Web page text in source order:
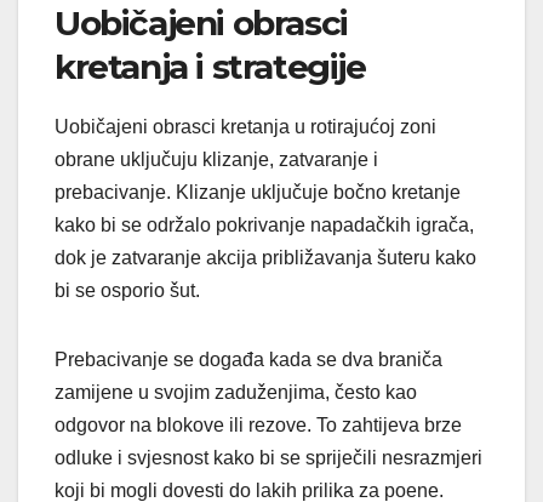
Uobičajeni obrasci
kretanja i strategije
Uobičajeni obrasci kretanja u rotirajućoj zoni
obrane uključuju klizanje, zatvaranje i
prebacivanje. Klizanje uključuje bočno kretanje
kako bi se održalo pokrivanje napadačkih igrača,
dok je zatvaranje akcija približavanja šuteru kako
bi se osporio šut.
Prebacivanje se događa kada se dva braniča
zamijene u svojim zaduženjima, često kao
odgovor na blokove ili rezove. To zahtijeva brze
odluke i svjesnost kako bi se spriječili nesrazmjeri
koji bi mogli dovesti do lakih prilika za poene.